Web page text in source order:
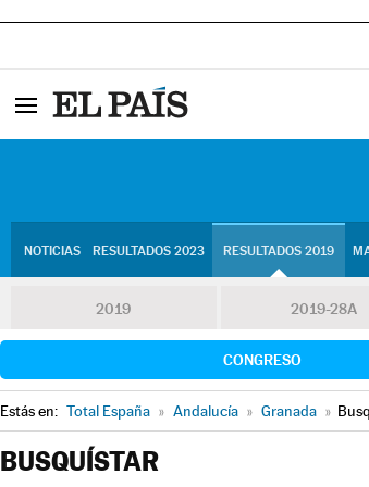
NOTICIAS RESULTADOS 2023 RESULTADOS 2019
2019 2019-28A
CONGRESO
Estás en: Total España » Andalucía » Granada »
BUSQUÍSTAR